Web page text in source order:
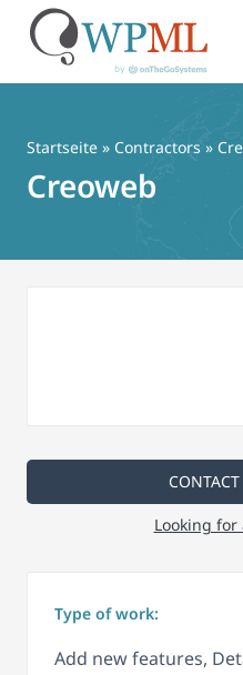
springen
Startseite » Contractors»
Creoweb
CONTACT
Looking for
Type of work:
Add new features,